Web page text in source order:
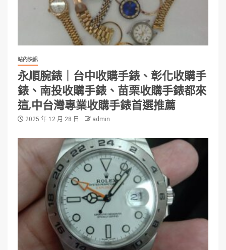
站內快訊
永順腕錶｜台中收購手錶、彰化收購手
錶、南投收購手錶、苗栗收購手錶都來
這,中台灣專業收購手錶首選推薦
2025 年 12 月 28 日 admin